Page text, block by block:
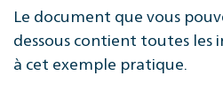
Le document que vous
dessous contient toutes
à cet exemple pratique.